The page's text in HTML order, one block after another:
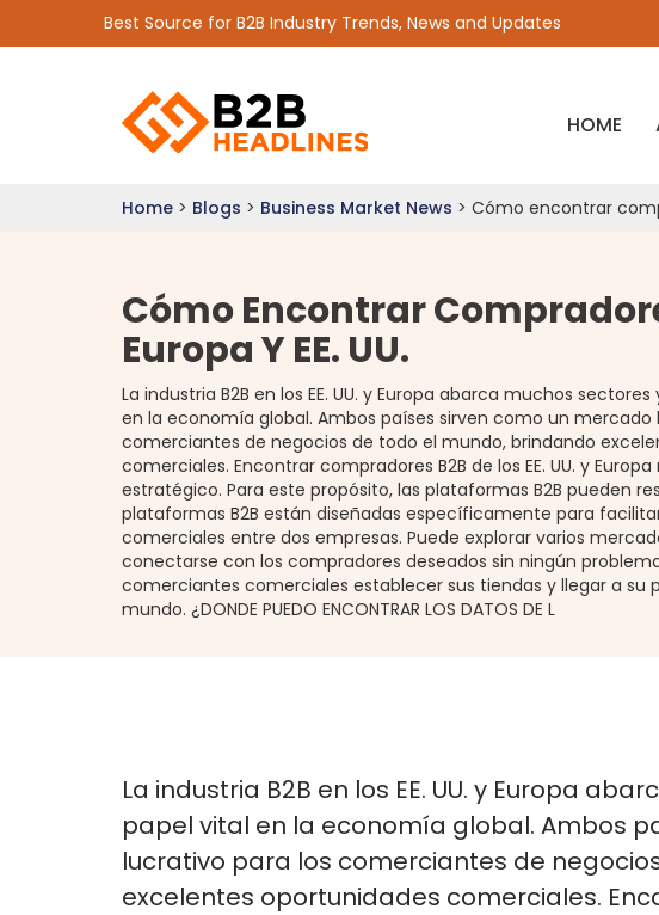
Best Source for B2B Industry Trends, News and Updates
HOME
Home > Blogs > Business Market News > Cómo encontrar
Cómo Encontrar
Europa Y EE. UU.
La industria B2B en los EE. UU. y Europa abarca muchos
en la economía global. Ambos países sirven como un mercado
comerciantes de negocios de todo el mundo, brindando
comerciales. Encontrar compradores B2B de los EE. UU. y
estratégico. Para este propósito, las plataformas B2B pueden
plataformas B2B están diseñadas específicamente para
comerciales entre dos empresas. Puede explorar varios
conectarse con los compradores deseados sin ningún
comerciantes comerciales establecer sus tiendas y llegar a su
mundo. ¿DONDE PUEDO ENCONTRAR LOS DATOS DE L
La industria B2B en los EE. UU. y Europa
papel vital en la economía global. Ambos
lucrativo para los comerciantes de
excelentes oportunidades comerciales.